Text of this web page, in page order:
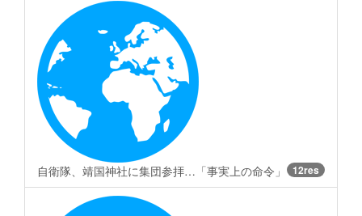
自衛隊、靖国神社に集団参拝…「事実上の命令」 12res